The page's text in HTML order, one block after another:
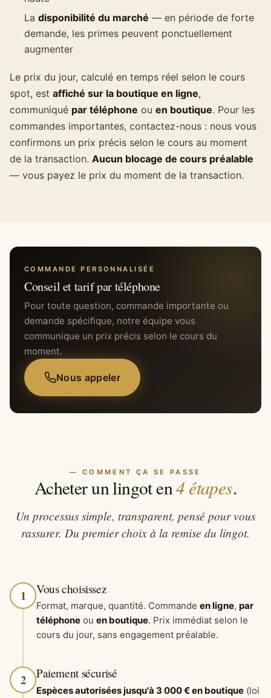
La disponibilité du marché — en période de forte
demande, les primes peuvent ponctuellement
augmenter
Le prix du jour, calculé en temps réel selon le cours
spot, est affiché sur la boutique en ligne,
communiqué par téléphone ou en boutique. Pour les
commandes importantes, contactez-nous : nous vous
confirmons un prix précis selon le cours au moment
de la transaction. Aucun blocage de cours préalable
— vous payez le prix du moment de la transaction.
COMMANDE PERSONNALISÉE
Conseil et tarif par téléphone
Pour toute question, commande importante ou
demande spécifique, notre équipe vous
communique un prix précis selon le cours du
moment.
Nous appeler
— COMMENT ÇA SE PASSE
Acheter un lingot en4 étapes.
Un processus simple, transparent, pensé pour vous
rassurer. Du premier choix à la remise du lingot.
1 Vous choisissez
Format, marque, quantité. Commande en ligne, par
téléphone ou en boutique. Prix immédiat selon le
cours du jour, sans engagement préalable.
2 Paiement sécurisé
Espèces autorisées jusqu'à 3 000 € en boutique (loi